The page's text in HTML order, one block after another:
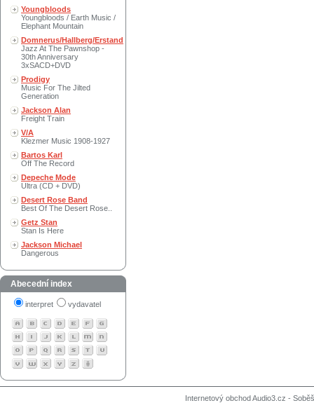
Youngbloods
Youngbloods / Earth Music /
Elephant Mountain
Domnerus/Hallberg/Erstand
Jazz At The Pawnshop -
30th Anniversary
3xSACD+DVD
Prodigy
Music For The Jilted
Generation
Jackson Alan
Freight Train
V/A
Klezmer Music 1908-1927
Bartos Karl
Off The Record
Depeche Mode
Ultra (CD + DVD)
Desert Rose Band
Best Of The Desert Rose..
Getz Stan
Stan Is Here
Jackson Michael
Dangerous
Abecední index
interpret vydavatel
Internetový obchod Audio3.cz -